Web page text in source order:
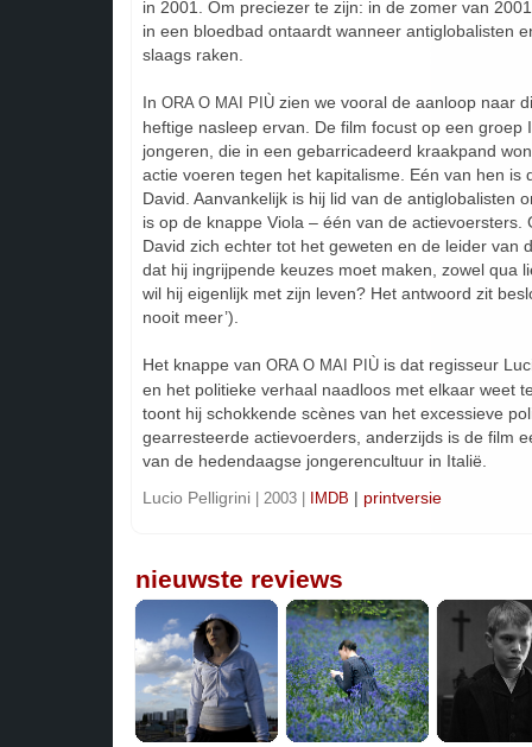
in 2001. Om preciezer te zijn: in de zomer van
in een bloedbad ontaardt wanneer antiglobalisten
slaags raken.
In ORA O MAI PIÙ zien we vooral de aanloop naar
heftige nasleep ervan. De film focust op een groep
jongeren, die in een gebarricadeerd kraakpand
actie voeren tegen het kapitalisme. Eén van hen is
David. Aanvankelijk is hij lid van de antiglobalisten
is op de knappe Viola – één van de actievoersters.
David zich echter tot het geweten en de leider van
dat hij ingrijpende keuzes moet maken, zowel qua
wil hij eigenlijk met zijn leven? Het antwoord zit
nooit meer’).
Het knappe van ORA O MAI PIÙ is dat regisseur
en het politieke verhaal naadloos met elkaar weet
toont hij schokkende scènes van het excessieve
gearresteerde actievoerders, anderzijds is de film
van de hedendaagse jongerencultuur in Italië.
Lucio Pelligrini | 2003 | IMDB | printversie
nieuwste reviews